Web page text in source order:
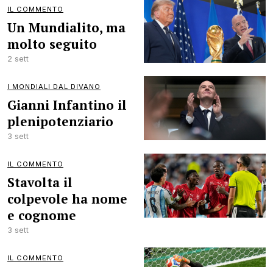
IL COMMENTO
Un Mundialito, ma
molto seguito
2 sett
I MONDIALI DAL DIVANO
Gianni Infantino il
plenipotenziario
3 sett
IL COMMENTO
Stavolta il
colpevole ha nome
e cognome
3 sett
IL COMMENTO